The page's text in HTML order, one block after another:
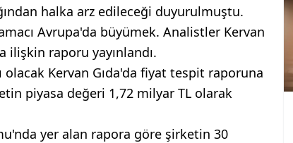
halka arz edileceği duyurulmuştu.
Avrupa'da büyümek. Analistler Kervan
ilişkin raporu yayınlandı.
olacak Kervan Gıda'da fiyat tespit raporuna
piyasa değeri 1,72 milyar TL olarak
yer alan rapora göre şirketin 30